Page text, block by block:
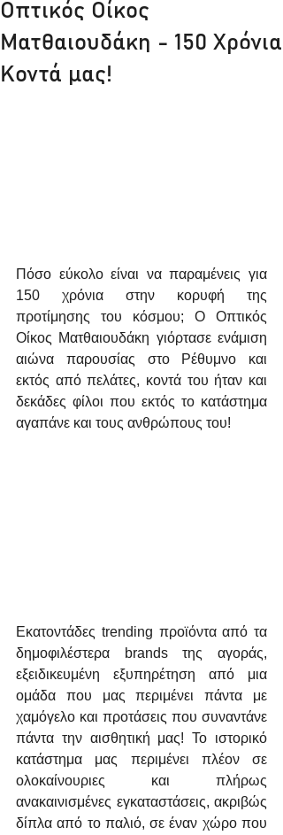
Οπτικός Οίκος
Ματθαιουδάκη - 150 Χρόνια
Κοντά μας!
Πόσο εύκολο είναι να παραμένεις για
150 χρόνια στην κορυφή της
προτίμησης του κόσμου; Ο Οπτικός
Οίκος Ματθαιουδάκη γιόρτασε ενάμιση
αιώνα παρουσίας στο Ρέθυμνο και
εκτός από πελάτες, κοντά του ήταν και
δεκάδες φίλοι που εκτός το κατάστημα
αγαπάνε και τους ανθρώπους του!
Εκατοντάδες trending προϊόντα από τα
δημοφιλέστερα brands της αγοράς,
εξειδικευμένη εξυπηρέτηση από μια
ομάδα που μας περιμένει πάντα με
χαμόγελο και προτάσεις που συναντάνε
πάντα την αισθητική μας! Το ιστορικό
κατάστημα μας περιμένει πλέον σε
ολοκαίνουριες και πλήρως
ανακαινισμένες εγκαταστάσεις, ακριβώς
δίπλα από το παλιό, σε έναν χώρο που